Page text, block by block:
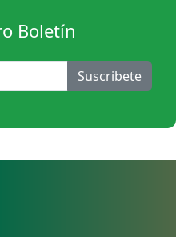
Boletín
Suscribete